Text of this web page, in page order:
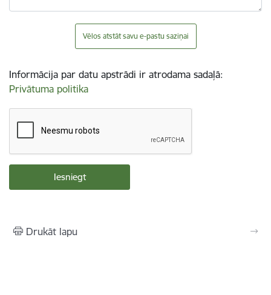
Vēlos atstāt savu e-pastu saziņai
Informācija par datu apstrādi ir atrodama sadaļā:
Privātuma politika
Drukāt lapu